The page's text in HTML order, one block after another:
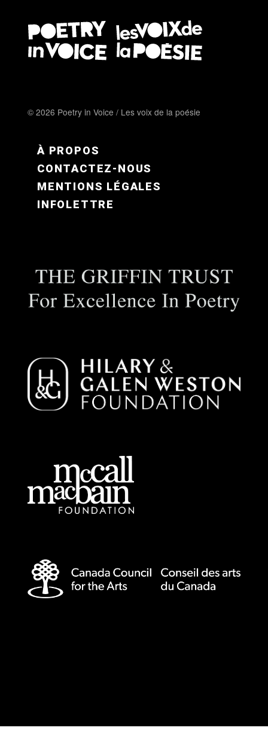
© 2026 Poetry in Voice / Les voix de la poésie
FOOTER MENU FR
À PROPOS
CONTACTEZ-NOUS
MENTIONS LÉGALES
INFOLETTRE